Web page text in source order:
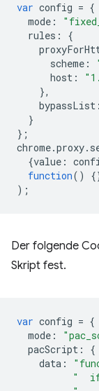
var config = {
mode :
rules :
{
scheme :
host :
},
bypassList :
}
};
chrome.proxy.
{value :
function()
);
Der folgende
Skript fest.
var config = {
mode :
pacScript :
{
data :
"  if